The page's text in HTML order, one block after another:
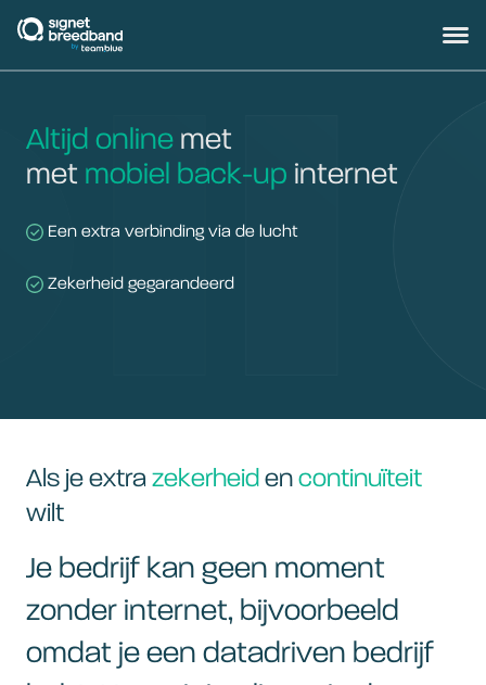
signetbreedband
Altijd online met
met mobiel back-up internet
Een extra verbinding via de lucht
Zekerheid gegarandeerd
Als je extra zekerheid en continuïteit
wilt
Je bedrijf kan geen moment
zonder internet, bijvoorbeeld
omdat je een datadriven bedrijf